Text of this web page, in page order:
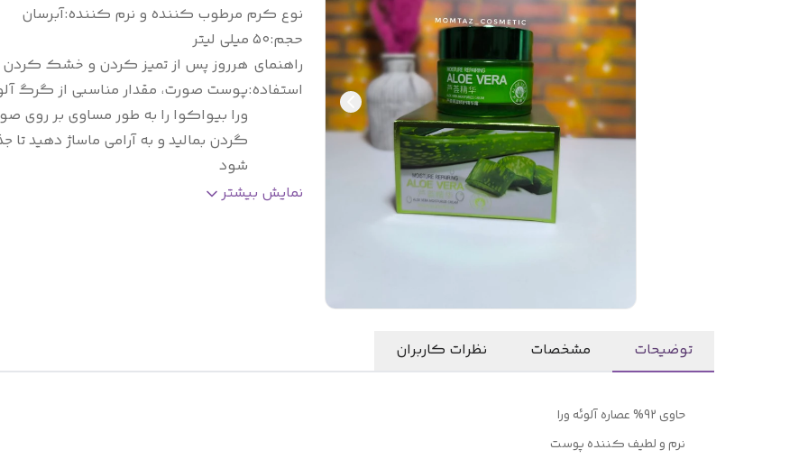
نوع کرم مرطوب کننده و نرم کننده:آبرسان
حجم:۵۰ میلی لیتر
راهنمای
استفاده:
هرروز پس از تمیز کردن و خشک کردن
پوست صورت، مقدار مناسبی از گرگ
ورا بیواکوا را به طور مساوی بر روی
گردن بمالید و به آرامی ماساژ دهید تا
شود
کشور مبدا برند
نمایش بیشتر
توضیحات مشخصات نظرات کاربران
حاوی 92% عصاره آلوئه ورا
نرم و لطیف کننده پوست